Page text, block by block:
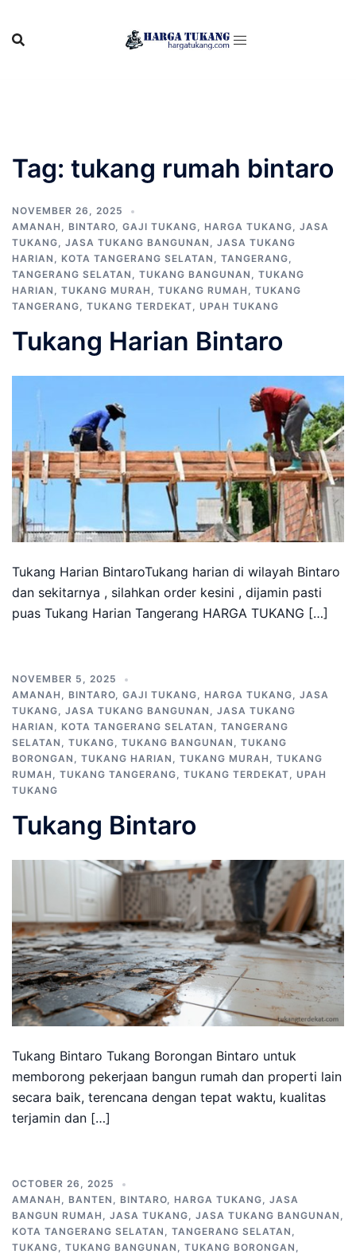
content
Tag: tukang rumah bintaro
NOVEMBER 26, 2025
AMANAH , BINTARO, GAJI TUKANG, HARGA TUKANG, JASA
TUKANG, JASA TUKANG BANGUNAN , JASA TUKANG
HARIAN , KOTA TANGERANG SELATAN , TANGERANG,
TANGERANG SELATAN , TUKANG BANGUNAN , TUKANG
HARIAN , TUKANG MURAH , TUKANG RUMAH , TUKANG
TANGERANG, TUKANG TERDEKAT, UPAH TUKANG
Tukang Harian Bintaro
Tukang Harian BintaroTukang harian di wilayah Bintaro
dan sekitarnya , silahkan order kesini , dijamin pasti
puas Tukang Harian Tangerang HARGA TUKANG […]
NOVEMBER 5, 2025
AMANAH , BINTARO, GAJI TUKANG, HARGA TUKANG, JASA
TUKANG, JASA TUKANG BANGUNAN , JASA TUKANG
HARIAN , KOTA TANGERANG SELATAN , TANGERANG
SELATAN , TUKANG, TUKANG BANGUNAN , TUKANG
BORONGAN , TUKANG HARIAN , TUKANG MURAH , TUKANG
RUMAH , TUKANG TANGERANG, TUKANG TERDEKAT, UPAH
TUKANG
Tukang Bintaro
Tukang Bintaro Tukang Borongan Bintaro untuk
memborong pekerjaan bangun rumah dan properti lain
secara baik, terencana dengan tepat waktu, kualitas
terjamin dan […]
OCTOBER 26, 2025
AMANAH , BANTEN , BINTARO, HARGA TUKANG, JASA
BANGUN RUMAH , JASA TUKANG, JASA TUKANG BANGUNAN ,
KOTA TANGERANG SELATAN , TANGERANG SELATAN ,
TUKANG, TUKANG BANGUNAN , TUKANG BORONGAN ,